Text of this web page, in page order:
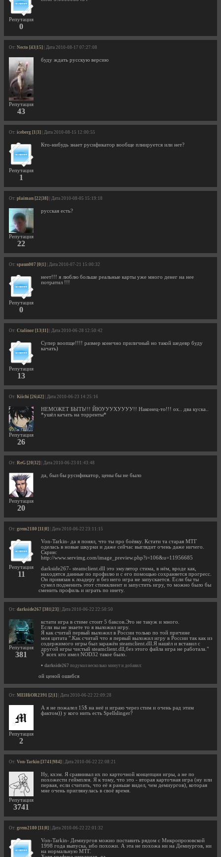
Репутация
0
От: Necto [43|15] | Дата 2010-08-17 07:27:08
Репутация
43
буду ждать русскую версию
От: iceberg [1|3] | Дата 2010-08-15 12:00:55
Репутация
1
Кто-нибудь знает русификатор вообще плнируется или нет?
От: plaiman [22|38] | Дата 2010-08-05 15:19:18
Репутация
22
русская есть?
От: spaun007 [0|1] | Дата 2010-07-21 15:00:32
Репутация
0
неет!!! я люблю больше реальные карты уже много денег на нее
потратил !!!
От: Ctalinor [13|11] | Дата 2010-06-28 12:50:42
Репутация
13
Супер воопще!!!! размер конечно приличный но такой шедевр буду
качать)
От: Kiichi [26|42] | Дата 2010-06-23 14:25:16
Репутация
26
НЕМОЖЕТ БЫТЬ!!! ЙЮУУУХУУУУ!! Наконец-то!!! ох.. два куска..
*ушёл качать на торренты*
От: ReG [20|32] | Дата 2010-06-23 01:43:48
Репутация
20
да, был бы русификатор, цены бы не было
От: grem2180 [11|0] | Дата 2010-06-22 23:11:15
Репутация
11
Von-Tarkin- да я понял, что ты про боёвку. Кстати та старая МТГ
оделась в новые шкурки и даже сейчас выглядит очень даже ничего.
Скрин:
http://www.servimg.com/image_preview.php?i=106&u=11956685
darkside267- steamclient.dll это эмулятор стима, в нём, вроде как,
находятся данные по профилю и с его помощью сохраняется прогресс.
Он привязан к лоадеру и без него игра не запускается. Если бы ты
сумел подменить этот стимклиент и запустить игру, то можно было бы
сменить профиль и играть по инету.
От: darkside267 [381|23] | Дата 2010-06-22 22:50:50
Репутация
381
кстати игра в стиме стоит 5 баксов.Это не такуж и много.
Если вы не знаете то я выложил игру.
Я как считай первый выложил в России только по той причине
моя цитата ".Как считай что я первый выложил игру в России так как из
содержимого игры был заражён steamclient.dll.Я нашёл и вставил с
другой игры чистый steamclient.dll,без этого файла игра не работала."
У всех кто имел NOD32 такое было.
• darkside267 подумал несколько минут и добавил:
ой ценой ошибся
От: MElHiOR2391 [2|1] | Дата 2010-06-22 22:09:28
Репутация
2
А я не пожалел 15$ на неё и играю через стим и очень рад этим
фактом)) у кого нить есть Spellslinger?
От: Von-Tarkin [3741|984] | Дата 2010-06-22 22:08:21
Репутация
3741
Ну, кхэм. Я сравнивал их по карточной концепции игры, а не по
похожести геймплея. Я к тому, что это - вторая карточная игра (ну или
первая, если считать, что её я раньше видел, чем демиургов), которая
мне очень приглянулась в своё время.
От: grem2180 [11|0] | Дата 2010-06-22 22:01:32
Von-Tarkin- Демиургов можно поставить рядом с Микропрозовской
1998 года выпуска, ибо похожи. А эта не похожа ни на Демиургов, ни
на нормальную МТГ.